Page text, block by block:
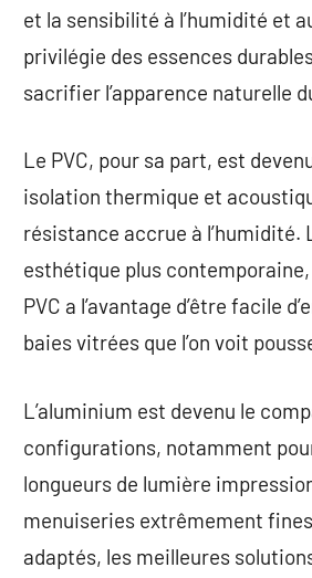
et la sensibilité à l’humidité et
privilégie des essences
sacrifier l’apparence naturelle
Le PVC, pour sa part, est
isolation thermique et
résistance accrue à l’humidité.
esthétique plus
PVC a l’avantage d’être facile
baies vitrées que l’on voit
L’aluminium est devenu le
configurations, notamment
longueurs de lumière
menuiseries extrêmement
adaptés, les meilleures